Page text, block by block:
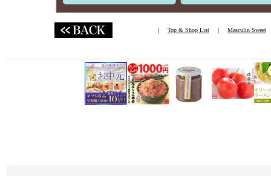
｜ Top & Shop List ｜ Masculin Sweet